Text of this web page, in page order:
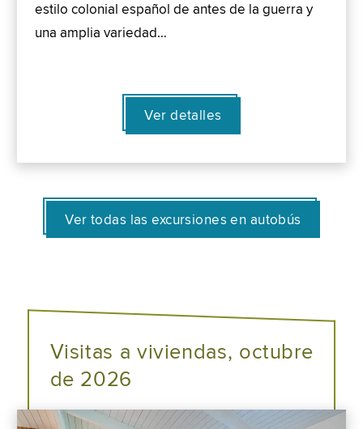
estilo colonial español de antes de la guerra y
una amplia variedad…
Ver detalles
Ver todas las excursiones en autobús
Visitas a viviendas, octubre
de 2026